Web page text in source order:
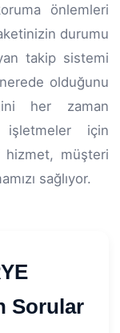
önlemleri
durumu
takip sistemi
olduğunu
her zaman
işletmeler için
müşteri
sağlıyor.
Sorular